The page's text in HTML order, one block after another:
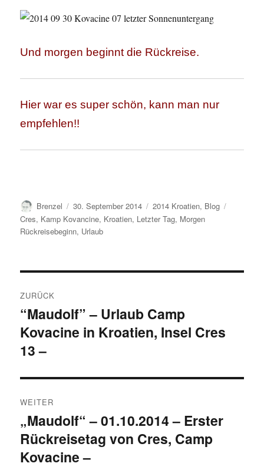
Und morgen beginnt die Rückreise.
Hier war es super schön, kann man nur
empfehlen!!
Autor
Brenzel
Veröffentlicht
am
30. September 2014 Kategorien
2014 Kroatien, Blog
Cres, Kamp Kovancine, Kroatien, Letzter Tag, Morgen
Rückreisebeginn, Urlaub
ZURÜCK
Vorheriger
Beitrag:
“Maudolf” – Urlaub Camp
Kovacine in Kroatien, Insel Cres
13 –
WEITER
Nächster
Beitrag:
„Maudolf“ – 01.10.2014 – Erster
Rückreisetag von Cres, Camp
Kovacine –